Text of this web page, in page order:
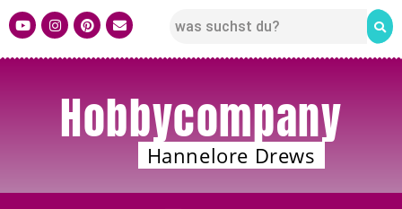
Hobbycompany
Hannelore Drews